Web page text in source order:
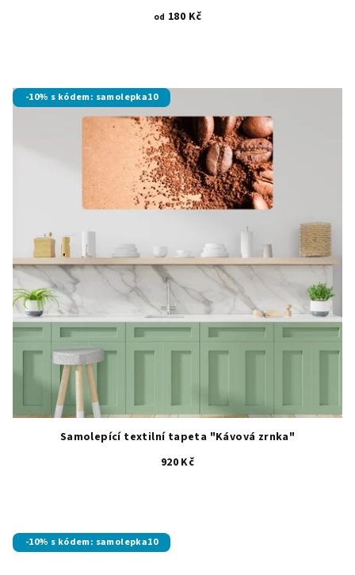
od 180 Kč
-10% s kódem: samolepka10
Samolepící textilní tapeta "Kávová zrnka"
920 Kč
-10% s kódem: samolepka10